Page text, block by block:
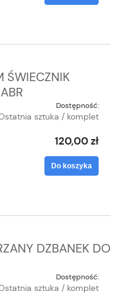
ŚWIECZNIK
Dostępność:
sztuka / komplet
120,00 zł
Do koszyka
DZBANEK DO
Dostępność:
sztuka / komplet